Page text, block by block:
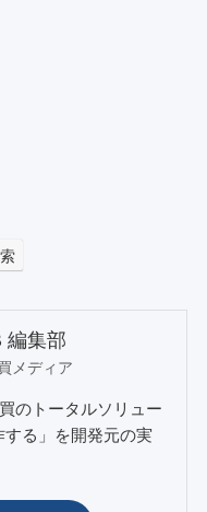
編集部
メディア
のトータルソリュー
る」を開発元の実